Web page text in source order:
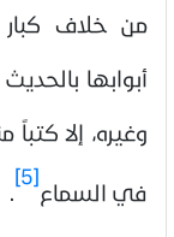
من خلاف كبار
أبوابها
وغيره، إلا
في السماع .